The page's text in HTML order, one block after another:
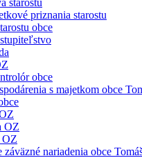
starostu
priznania starostu
obce
obce
s majetkom obce
OZ
OZ
záväzné nariadenia obce